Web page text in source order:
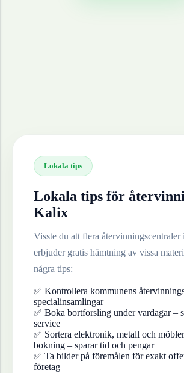
Lokala tips
Lokala tips för
Kalix
Visste du att flera återvinningscentraler i
erbjuder gratis hämtning av vissa
några tips:
✅ Kontrollera kommunens
specialinsamlingar
✅ Boka bortforsling under vardagar –
service
✅ Sortera elektronik, metall och
bokning – sparar tid och pengar
✅ Ta bilder på föremålen för exakt
företag